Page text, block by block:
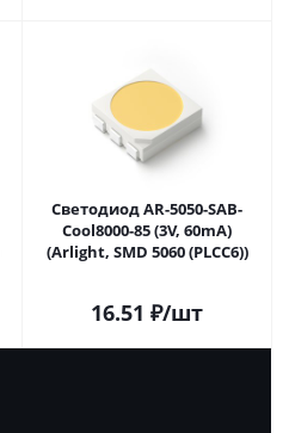
Светодиод AR-5050-SAB-
Cool8000-85 (3V, 60mA)
(Arlight, SMD 5060 (PLCC6))
16.51 ₽/шт